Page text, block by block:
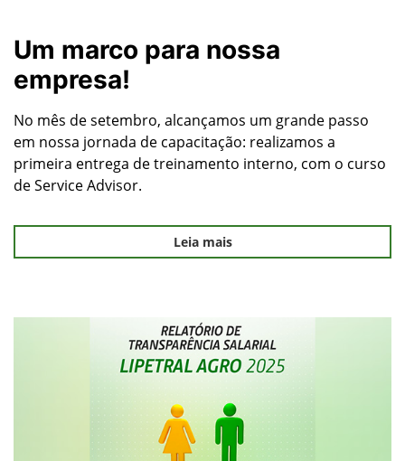
Um marco para nossa
empresa!
No mês de setembro, alcançamos um grande passo
em nossa jornada de capacitação: realizamos a
primeira entrega de treinamento interno, com o curso
de Service Advisor.
Leia mais